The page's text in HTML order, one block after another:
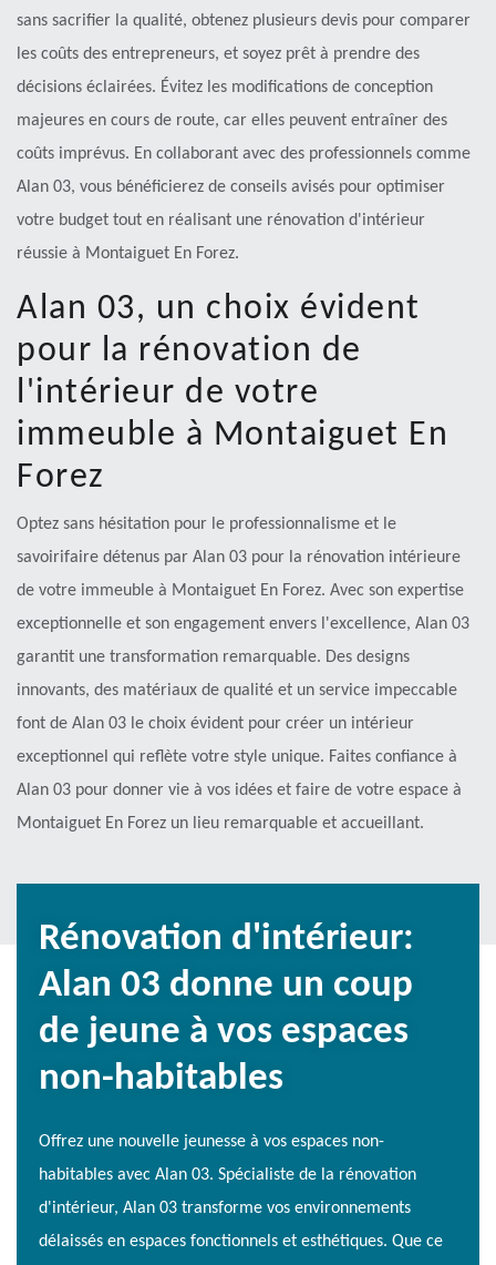
sans sacrifier la qualité, obtenez plusieurs devis pour comparer
les coûts des entrepreneurs, et soyez prêt à prendre des
décisions éclairées. Évitez les modifications de conception
majeures en cours de route, car elles peuvent entraîner des
coûts imprévus. En collaborant avec des professionnels comme
Alan 03, vous bénéficierez de conseils avisés pour optimiser
votre budget tout en réalisant une rénovation d'intérieur
réussie à Montaiguet En Forez.
Alan 03, un choix évident
pour la rénovation de
l'intérieur de votre
immeuble à Montaiguet En
Forez
Optez sans hésitation pour le professionnalisme et le
savoirifaire détenus par Alan 03 pour la rénovation intérieure
de votre immeuble à Montaiguet En Forez. Avec son expertise
exceptionnelle et son engagement envers l'excellence, Alan 03
garantit une transformation remarquable. Des designs
innovants, des matériaux de qualité et un service impeccable
font de Alan 03 le choix évident pour créer un intérieur
exceptionnel qui reflète votre style unique. Faites confiance à
Alan 03 pour donner vie à vos idées et faire de votre espace à
Montaiguet En Forez un lieu remarquable et accueillant.
Rénovation d'intérieur:
Alan 03 donne un coup
de jeune à vos espaces
non-habitables
Offrez une nouvelle jeunesse à vos espaces non-
habitables avec Alan 03. Spécialiste de la rénovation
d'intérieur, Alan 03 transforme vos environnements
délaissés en espaces fonctionnels et esthétiques. Que ce